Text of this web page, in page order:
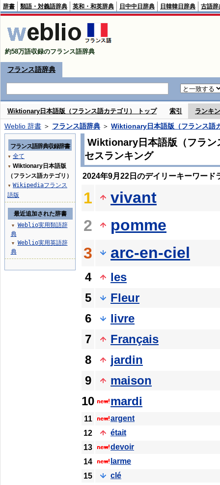
辞書 類語・対義語辞典 英和・和英辞典 日中中日辞典 日韓韓日辞典 古語辞
約58万語収録のフランス語辞典
フランス語辞典
Wiktionary日本語版（フランス語カテゴリ） トップ 索引 ランキ
Weblio 辞書 ＞ フランス語辞典 ＞ Wiktionary日本語版（フランス語
Wiktionary日本語版（フラン
セスランキング
2024年9月22日のデイリーキーワード
1
vivant
2
pomme
3
arc-en-ciel
4
les
5
Fleur
6
livre
7
Français
8
jardin
9
maison
10
mardi
11
argent
12
était
13
devoir
14
larme
15
clé
フランス語辞典収録辞書
▼ 全て
▼ Wiktionary日本語版
（フランス語カテゴリ）
▼ Wikipediaフランス
語版
最近追加された辞書
▼
Weblio実用類語辞
典
▼
Weblio実用英語辞
典